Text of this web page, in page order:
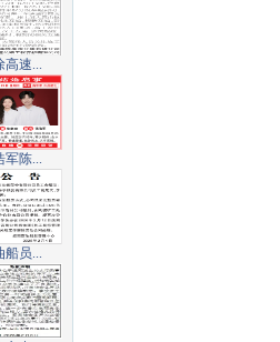
高速...
军陈...
船员...